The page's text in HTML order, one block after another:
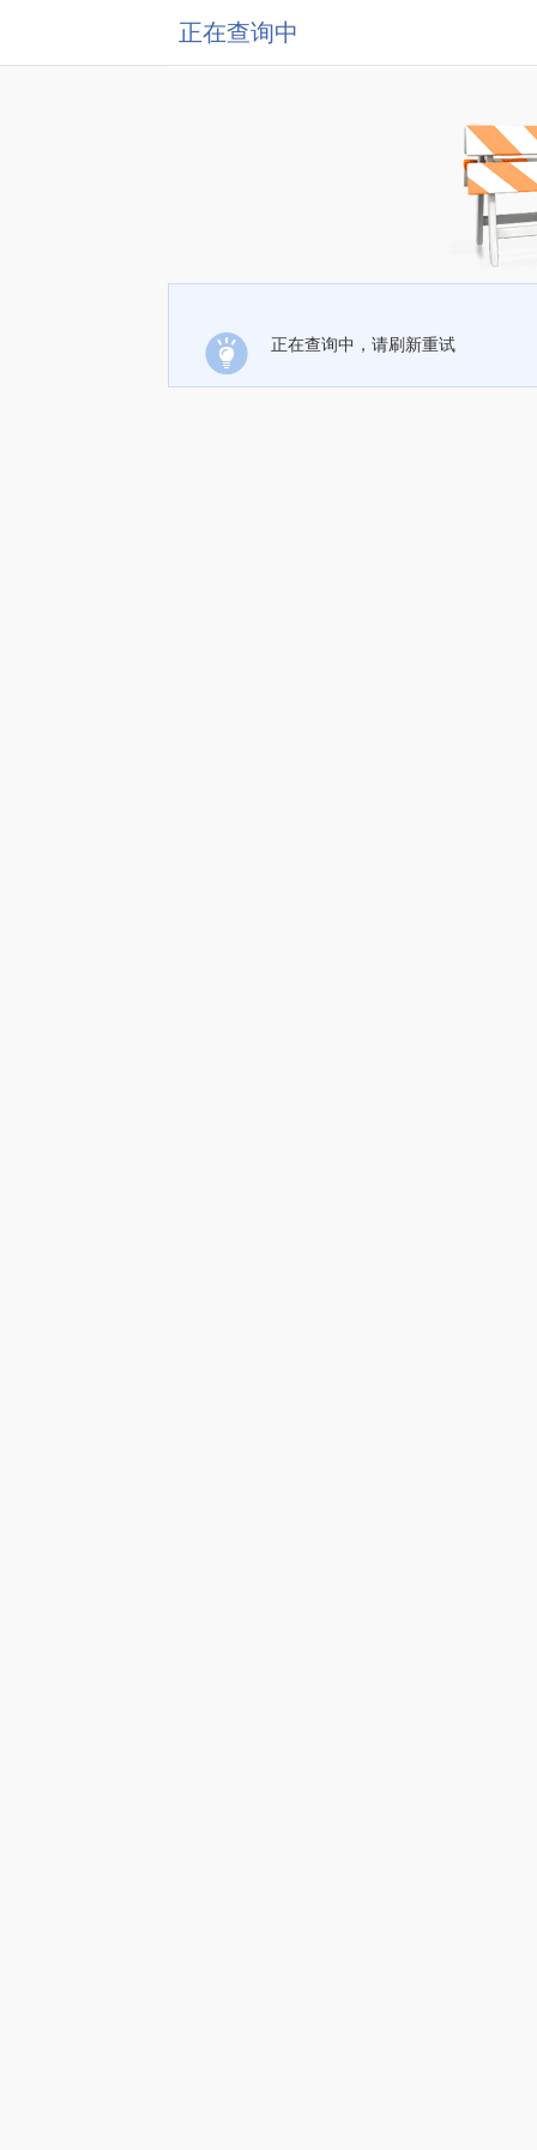
正在查询中
正在查询中，请刷新重试